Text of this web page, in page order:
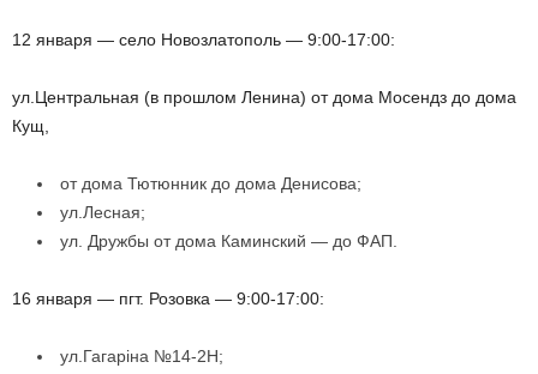
12 января — село Новозлатополь — 9:00-17:00:
ул.Центральная (в прошлом Ленина) от дома Мосендз до дома
Кущ,
от дома Тютюнник до дома Денисова;
ул.Лесная;
ул. Дружбы от дома Каминский — до ФАП.
16 января — пгт. Розовка — 9:00-17:00:
ул.Гагаріна №14-2Н;